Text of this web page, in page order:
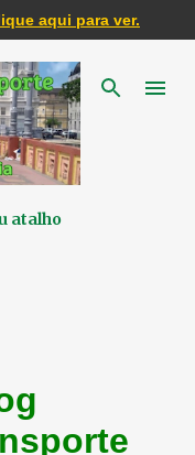
principal
atalho
aqui para ver.